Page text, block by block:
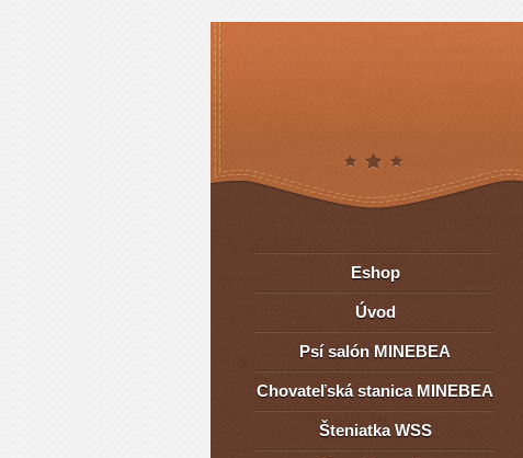
Eshop
Úvod
Psí salón MINEBEA
Chovateľská stanica MINEBEA
Šteniatka WSS